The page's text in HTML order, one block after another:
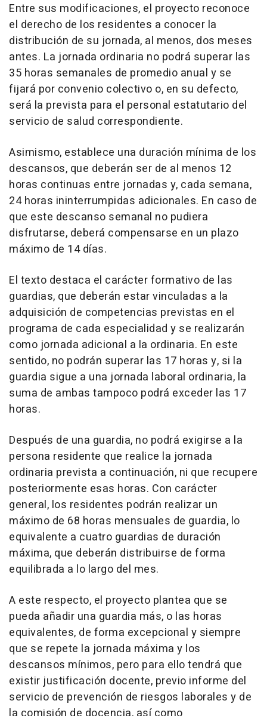
Entre sus modificaciones, el proyecto reconoce
el derecho de los residentes a conocer la
distribución de su jornada, al menos, dos meses
antes. La jornada ordinaria no podrá superar las
35 horas semanales de promedio anual y se
fijará por convenio colectivo o, en su defecto,
será la prevista para el personal estatutario del
servicio de salud correspondiente.
Asimismo, establece una duración mínima de los
descansos, que deberán ser de al menos 12
horas continuas entre jornadas y, cada semana,
24 horas ininterrumpidas adicionales. En caso de
que este descanso semanal no pudiera
disfrutarse, deberá compensarse en un plazo
máximo de 14 días.
El texto destaca el carácter formativo de las
guardias, que deberán estar vinculadas a la
adquisición de competencias previstas en el
programa de cada especialidad y se realizarán
como jornada adicional a la ordinaria. En este
sentido, no podrán superar las 17 horas y, si la
guardia sigue a una jornada laboral ordinaria, la
suma de ambas tampoco podrá exceder las 17
horas.
Después de una guardia, no podrá exigirse a la
persona residente que realice la jornada
ordinaria prevista a continuación, ni que recupere
posteriormente esas horas. Con carácter
general, los residentes podrán realizar un
máximo de 68 horas mensuales de guardia, lo
equivalente a cuatro guardias de duración
máxima, que deberán distribuirse de forma
equilibrada a lo largo del mes.
A este respecto, el proyecto plantea que se
pueda añadir una guardia más, o las horas
equivalentes, de forma excepcional y siempre
que se repete la jornada máxima y los
descansos mínimos, pero para ello tendrá que
existir justificación docente, previo informe del
servicio de prevención de riesgos laborales y de